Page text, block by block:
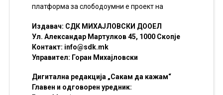
платформа за слободоумни е проект на
Издавач: СДК МИХАЈЛОВСКИ ДООЕЛ
Ул. Александар Мартулков 45, 1000 Скопје
Контакт: info@sdk.mk
Управител: Горан Михајловски
Дигитална редакција „Сакам да кажам“
Главен и одговорен уредник: